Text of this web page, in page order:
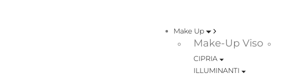
Make Up
Make-Up Viso
CIPRIA
ILLUMINANTI